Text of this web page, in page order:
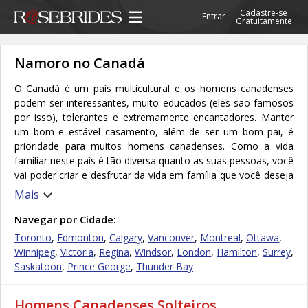
Entrar Cadastre-se
Gratuitamente
Namoro no Canadá
O Canadá é um país multicultural e os homens canadenses
podem ser interessantes, muito educados (eles são famosos
por isso), tolerantes e extremamente encantadores. Manter
um bom e estável casamento, além de ser um bom pai, é
prioridade para muitos homens canadenses. Como a vida
familiar neste país é tão diversa quanto as suas pessoas, você
vai poder criar e desfrutar da vida em família que você deseja
ao lado de um canadense. Eles podem ser maridos muito
suas famílias felizes e contentes. Eles têm orgulho do fato de
que todas as pessoas merecem os mesmos direitos e
respeito, independentemente do seu sexo, raça, religião ou
cultura. Muitos desses homens estão acostumados a viver e
aceitar as diferentes religiões e culturas, por isso, se você
equilibrado, você realmente deve procurar por aquela pessoa
Mais
Navegar por Cidade:
Toronto, Edmonton, Calgary, Vancouver, Montreal, Ottawa,
Winnipeg, Victoria, Regina, Windsor, London, Hamilton, Surrey,
Saskatoon, Prince George, Thunder Bay